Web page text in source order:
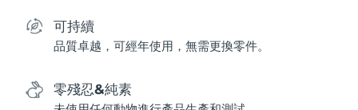
可持續
品質卓越，可經年使用，無需更換零件。
零殘忍&純素